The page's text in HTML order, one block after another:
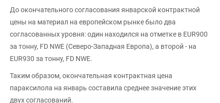
До окончательного согласования январской контрактной
цены на материал на европейском рынке было два
согласованных уровня: один находился на отметке в EUR900
за тонну, FD NWE (Северо-Западная Европа), а второй - на
EUR930 за тонну, FD NWE.
Таким образом, окончательная контрактная цена
параксилола на январь составила среднее значение этих
двух согласований.